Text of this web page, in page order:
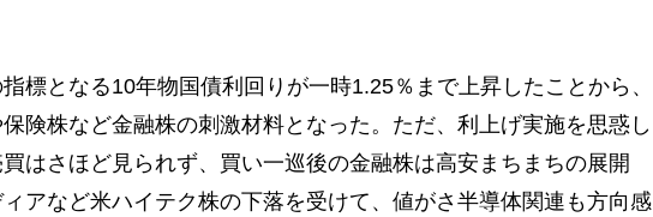
標となる10年物国債利回りが一時1.25％まで上昇したことから、
保険株など金融株の刺激材料となった。ただ、利上げ実施を思惑し
はさほど見られず、買い一巡後の金融株は高安まちまちの展開
アなど米ハイテク株の下落を受けて、値がさ半導体関連も方向感